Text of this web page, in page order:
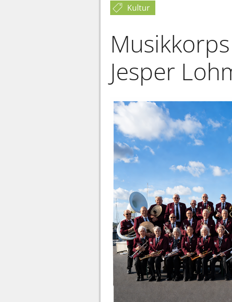
Kultur
Jesper